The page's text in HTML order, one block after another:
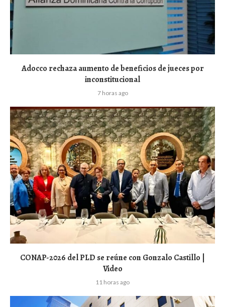
Adocco rechaza aumento de beneficios de jueces por
inconstitucional
7 horas ago
CONAP-2026 del PLD se reúne con Gonzalo Castillo |
Video
11 horas ago